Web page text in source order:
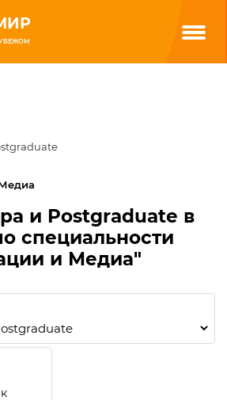
и Postgraduate в
специальности
и Медиа"